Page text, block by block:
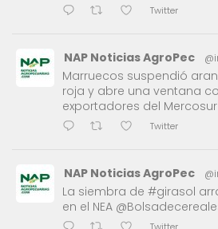
Twitter
NAP Noticias AgroPec
Marruecos suspendió
roja y abre una ventana
exportadores del Mercosur
Twitter
NAP Noticias AgroPec
La siembra de #girasol
en el NEA
Twitter